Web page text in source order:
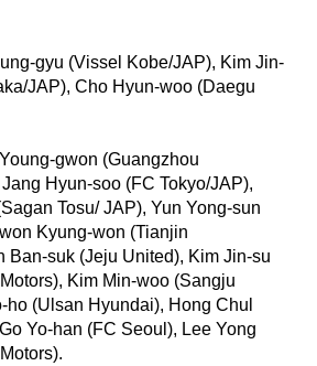
gyu (Vissel Kobe/JAP), Kim Jin-
JAP), Cho Hyun-woo (Daegu
gwon (Guangzhou
Hyun-soo (FC Tokyo/JAP),
Tosu/ JAP), Yun Yong-sun
Kyung-won (Tianjin
Ban-suk (Jeju United), Kim Jin-su
Kim Min-woo (Sangju
ho (Ulsan Hyundai), Hong Chul
Yo-han (FC Seoul), Lee Yong